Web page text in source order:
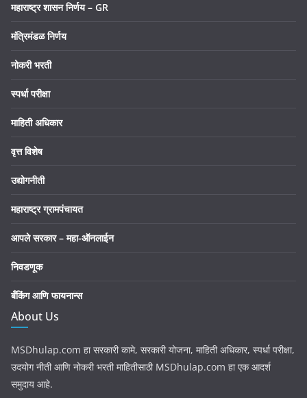
महाराष्ट्र शासन निर्णय – GR
मंत्रिमंडळ निर्णय
नोकरी भरती
स्पर्धा परीक्षा
माहिती अधिकार
वृत्त विशेष
उद्योगनीती
महाराष्ट्र ग्रामपंचायत
आपले सरकार – महा-ऑनलाईन
निवडणूक
बँकिंग आणि फायनान्स
About Us
MSDhulap.com हा सरकारी कामे, सरकारी योजना, माहिती अधिकार, स्पर्धा परीक्षा,
उदयोग नीती आणि नोकरी भरती माहितीसाठी MSDhulap.com हा एक आदर्श
समुदाय आहे.